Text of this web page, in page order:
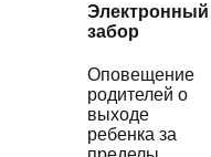
Электронный
забор
Оповещение
родителей о
выходе
ребенка за